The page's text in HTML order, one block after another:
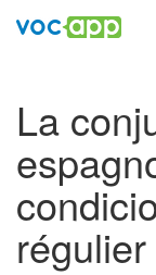
La
régulier